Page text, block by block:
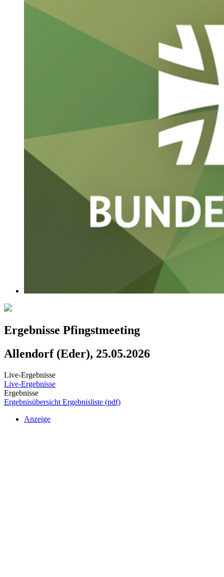
Ergebnisse Pfingstmeeting
Allendorf (Eder), 25.05.2026
Live-Ergebnisse
Live-Ergebnisse
Ergebnisse
Ergebnisübersicht Ergebnisliste (pdf)
Anzeige